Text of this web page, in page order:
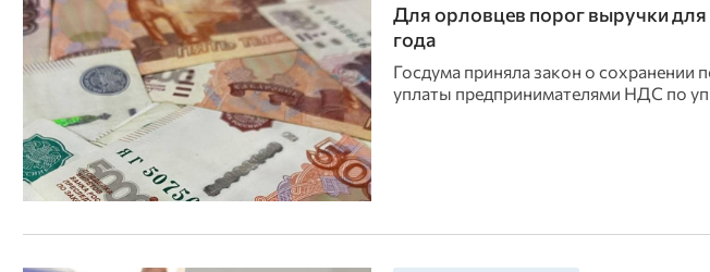
Для орловцев порог выручки
года
Госдума приняла закон о сохранении
уплаты предпринимателями НДС по